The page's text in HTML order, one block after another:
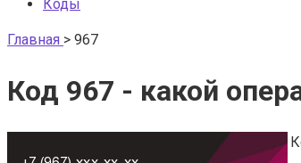
Коды
Главная > 967
Код 967 - какой